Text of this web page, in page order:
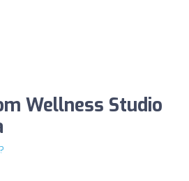
Wellness Studio